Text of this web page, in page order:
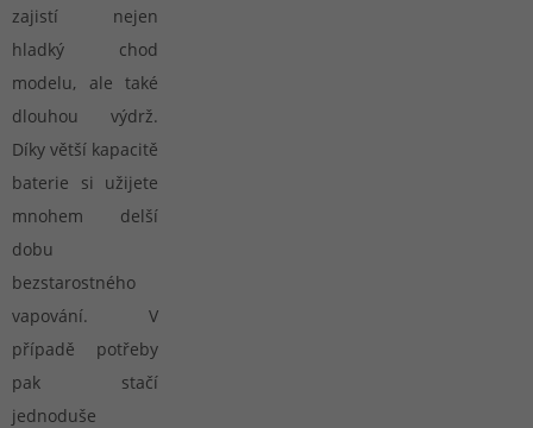
zajistí nejen
hladký chod
modelu, ale také
dlouhou výdrž.
Díky větší kapacitě
baterie si užijete
mnohem delší
dobu
bezstarostného
vapování. V
případě potřeby
pak stačí
jednoduše